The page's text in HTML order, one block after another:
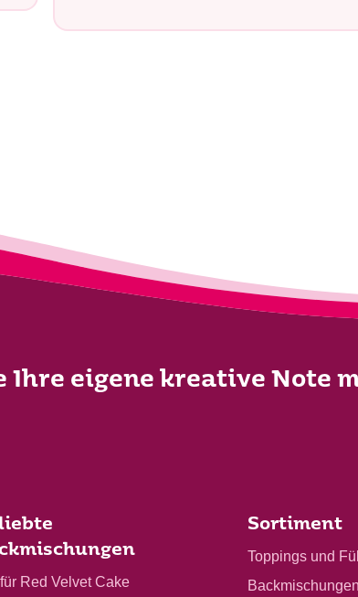
Ihre eigene kreative Note
Red Velvet Cake
Sortiment
Toppings und
Backmischungen